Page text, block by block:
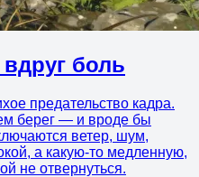
боль
предательство кадра.
берег — и вроде бы
ветер, шум,
а какую-то медленную,
не отвернуться.